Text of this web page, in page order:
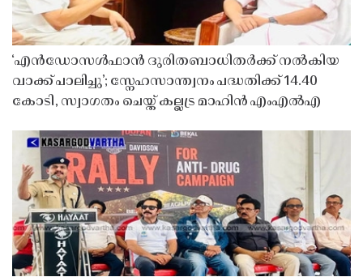
‘എൻഡോസൾഫാൻ ദുരിതബാധിതർക്ക് നൽകിയ
വാക്ക് പാലിച്ചു’; സ്നേഹസാന്ത്വനം പദ്ധതിക്ക് 14.40
കോടി, സ്വാഗതം ചെയ്ത് കല്ലട്ര മാഹിൻ എംഎൽഎ